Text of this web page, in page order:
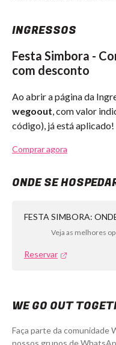
INGRESSOS
Festa Simbora -
com desconto
Ao abrir a página da
wegoout, com valor
código), já está aplicado!
Comprar agora
ONDE SE
FESTA SIMBORA:
Veja as melhores
Reservar
WE GO OUT
Faça parte da
nossos grupos de